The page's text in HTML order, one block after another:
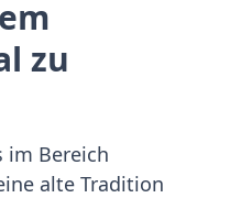
zu
im Bereich
alte Tradition